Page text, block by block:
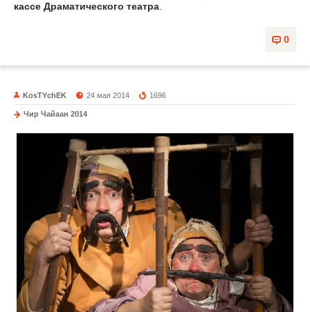
кассе Драматического театра
0
KosTYchEK 24 мая 2014 1696
Чир Чайаан 2014